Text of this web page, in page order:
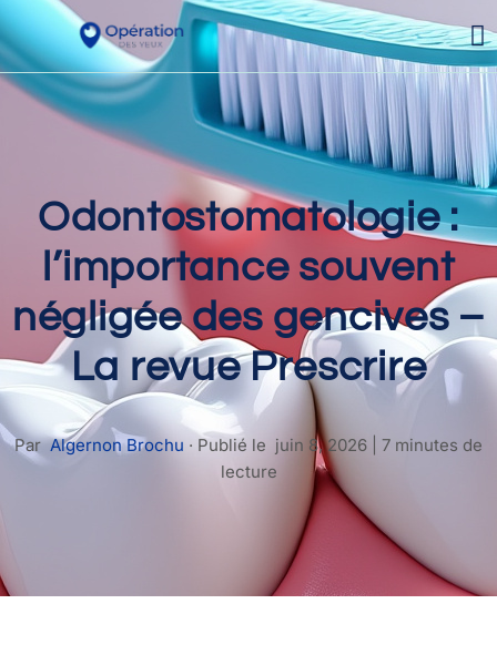
Odontostomatologie :
l’importance souvent
négligée des gencives –
La revue Prescrire
ParAlgernon Brochu · Publié le juin 8, 2026
7 minutes de
lecture